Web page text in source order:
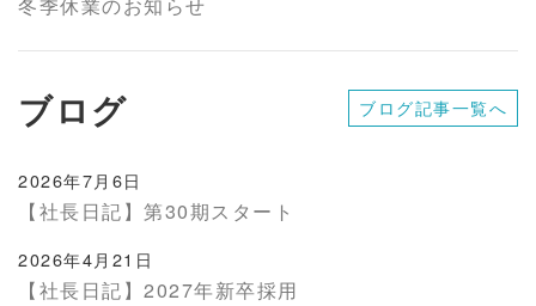
冬季休業のお知らせ
ブログ ブログ記事一覧へ
2026年7月6日
【社長日記】第30期スタート
2026年4月21日
【社長日記】2027年新卒採用